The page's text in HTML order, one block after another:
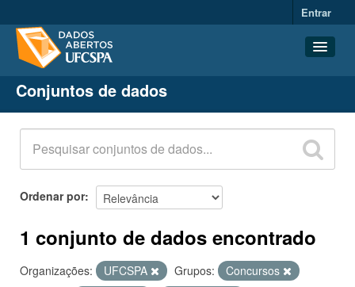
Entrar
Conjuntos de dados
Organizações
Grupos
Sobre
Conjuntos de dados
Ordenar por
1 conjunto de dados encontrado
Organizações: UFCSPA Grupos:
Concursos